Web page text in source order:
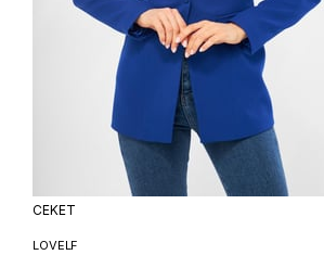
CEKET
LOVELF